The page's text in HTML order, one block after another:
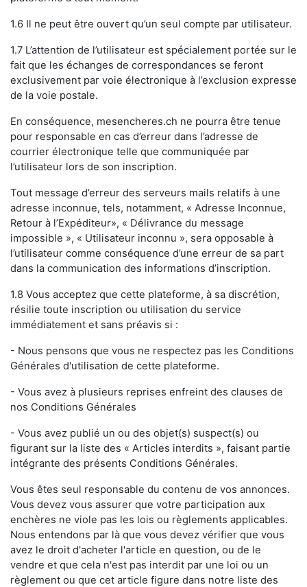
1.6 Il ne peut être ouvert qu’un seul compte par utilisateur.
1.7 L’attention de l’utilisateur est spécialement portée sur le
fait que les échanges de correspondances se feront
exclusivement par voie électronique à l’exclusion expresse
de la voie postale.
En conséquence, mesencheres.ch ne pourra être tenue
pour responsable en cas d’erreur dans l’adresse de
courrier électronique telle que communiquée par
l’utilisateur lors de son inscription.
Tout message d’erreur des serveurs mails relatifs à une
adresse inconnue, tels, notamment, « Adresse Inconnue,
Retour à l’Expéditeur», « Délivrance du message
impossible », « Utilisateur inconnu », sera opposable à
l’utilisateur comme conséquence d’une erreur de sa part
dans la communication des informations d’inscription.
1.8 Vous acceptez que cette plateforme, à sa discrétion,
résilie toute inscription ou utilisation du service
immédiatement et sans préavis si :
- Nous pensons que vous ne respectez pas les Conditions
Générales d'utilisation de cette plateforme.
- Vous avez à plusieurs reprises enfreint des clauses de
nos Conditions Générales
- Vous avez publié un ou des objet(s) suspect(s) ou
figurant sur la liste des « Articles interdits », faisant partie
intégrante des présents Conditions Générales.
Vous êtes seul responsable du contenu de vos annonces.
Vous devez vous assurer que votre participation aux
enchères ne viole pas les lois ou règlements applicables.
Nous entendons par là que vous devez vérifier que vous
avez le droit d'acheter l'article en question, ou de le
vendre et que cela n'est pas interdit par une loi ou un
règlement ou que cet article figure dans notre liste des